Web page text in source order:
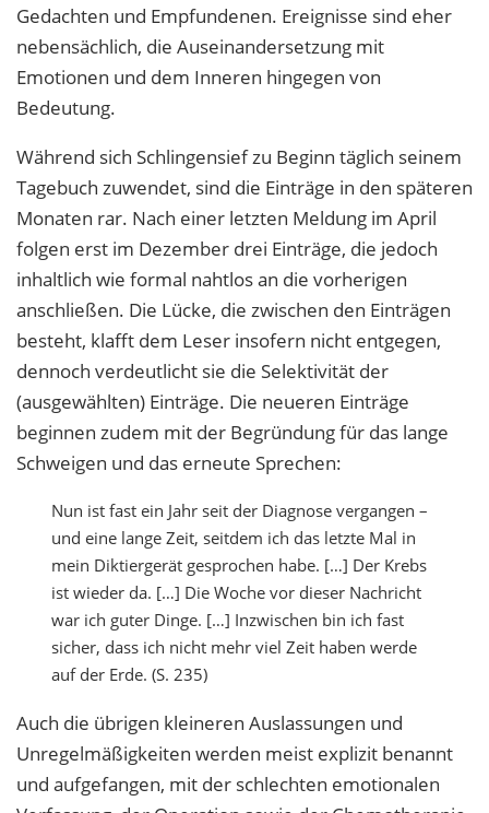
Gedachten und Empfundenen. Ereignisse sind eher
nebensächlich, die Auseinandersetzung mit
Emotionen und dem Inneren hingegen von
Bedeutung.
Während sich Schlingensief zu Beginn täglich seinem
Tagebuch zuwendet, sind die Einträge in den späteren
Monaten rar. Nach einer letzten Meldung im April
folgen erst im Dezember drei Einträge, die jedoch
inhaltlich wie formal nahtlos an die vorherigen
anschließen. Die Lücke, die zwischen den Einträgen
besteht, klafft dem Leser insofern nicht entgegen,
dennoch verdeutlicht sie die Selektivität der
(ausgewählten) Einträge. Die neueren Einträge
beginnen zudem mit der Begründung für das lange
Schweigen und das erneute Sprechen:
Nun ist fast ein Jahr seit der Diagnose vergangen –
und eine lange Zeit, seitdem ich das letzte Mal in
mein Diktiergerät gesprochen habe. […] Der Krebs
ist wieder da. […] Die Woche vor dieser Nachricht
war ich guter Dinge. […] Inzwischen bin ich fast
sicher, dass ich nicht mehr viel Zeit haben werde
auf der Erde. (S. 235)
Auch die übrigen kleineren Auslassungen und
Unregelmäßigkeiten werden meist explizit benannt
und aufgefangen, mit der schlechten emotionalen